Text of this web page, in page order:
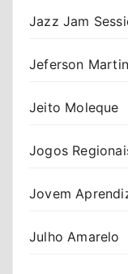
Jazz Jam
Jeferson
Jeito Moleque
Jogos
Jovem
Julho Amarelo